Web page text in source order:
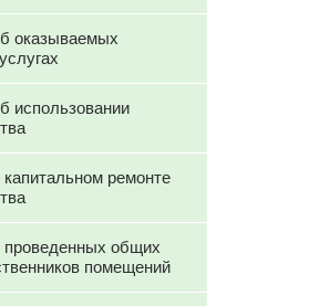
оказываемых
использовании
ремонте
проведенных общих
помещений